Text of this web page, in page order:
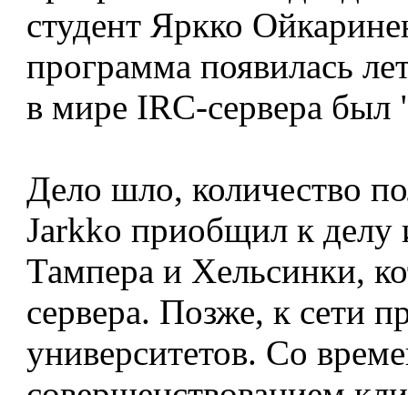
студент Яркко
программа появилась
в мире IRC-сервера
Дело шло, количество
Jarkko приобщил к делу
Тампера и Хельсинки,
сервера. Позже, к сети
университетов. Со